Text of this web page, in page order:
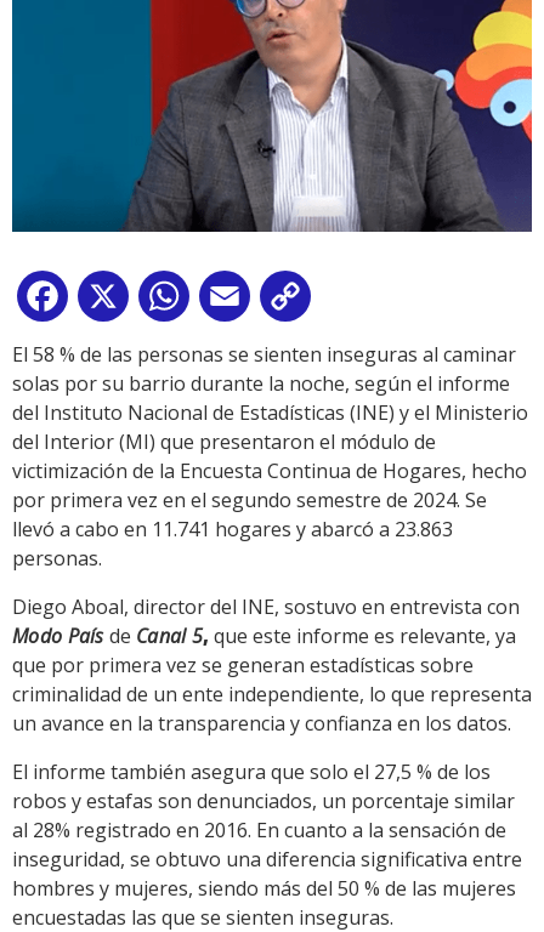
Facebook
X WhatsApp
Email
Link
El 58 % de las personas se sienten inseguras al caminar
solas por su barrio durante la noche, según el informe
del Instituto Nacional de Estadísticas (INE) y el Ministerio
del Interior (MI) que presentaron el módulo de
victimización de la Encuesta Continua de Hogares, hecho
por primera vez en el segundo semestre de 2024. Se
llevó a cabo en 11.741 hogares y abarcó a 23.863
personas.
Diego Aboal, director del INE, sostuvo en entrevista con
Modo Paísde Canal 5, que este informe es relevante, ya
que por primera vez se generan estadísticas sobre
criminalidad de un ente independiente, lo que representa
un avance en la transparencia y confianza en los datos.
El informe también asegura que solo el 27,5 % de los
robos y estafas son denunciados, un porcentaje similar
al 28% registrado en 2016. En cuanto a la sensación de
inseguridad, se obtuvo una diferencia significativa entre
hombres y mujeres, siendo más del 50 % de las mujeres
encuestadas las que se sienten inseguras.